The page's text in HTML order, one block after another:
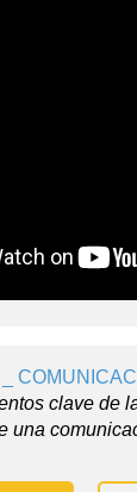
clave de
una